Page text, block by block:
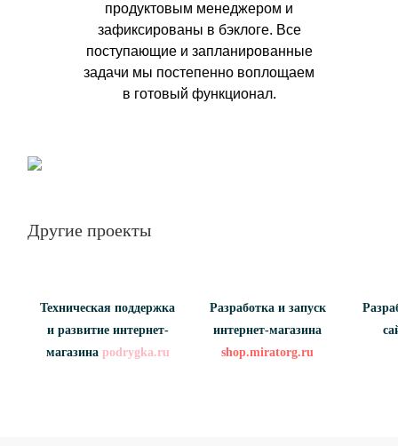
продуктовым менеджером и
зафиксированы в бэклоге. Все
поступающие и запланированные
задачи мы постепенно воплощаем
в готовый функционал.
Другие проекты
Техническая поддержка
и развитие интернет-
магазина podrygka.ru
Разработка и запуск
интернет-магазина
shop.miratorg.ru